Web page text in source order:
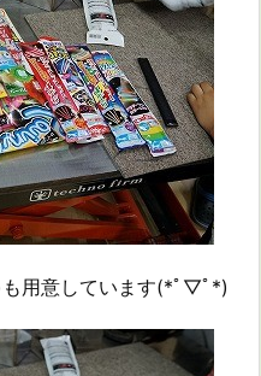
用意しています(*ﾟ▽ﾟ*)